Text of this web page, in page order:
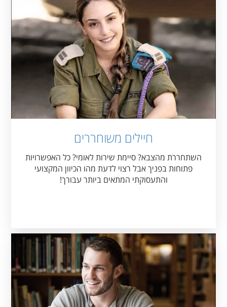
חיילים משוחררים
השתחררת מהצבא? סיימת שירות לאומי? כל האפשרויות
פתוחות בפניך אבל רצוי לדעת מהו הכיוון המקצועי
והתעסוקתי המתאים ביותר עבורך!